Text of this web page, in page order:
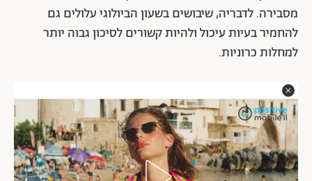
מסבירה. לדבריה, שיבושים בשעון הביולוגי עלולים גם
להחמיר בעיות עיכול ולהיות קשורים לסיכון גבוה יותר
למחלות כרוניות.